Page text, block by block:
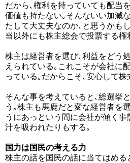
だから､権利を持っていても配当
価値も持たない｡そんないい加減
たして大丈夫なのか､と思うかも
当以外にも株主総会で投票する権
株主は経営者を選び､利益をどう
えられている｡これこそが会社に
っている｡だからこそ､安心して株
そんな事を考えていると､総選挙
う｡株主も馬鹿だと変な経営者を
うにあっという間に会社が傾く
汁を吸われたりもする｡
国力は国民の考える力
株主の話を国民の話に当てはめる